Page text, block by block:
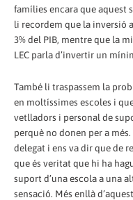
famílies encara que aquest
li recordem que la inversió
3% del PIB, mentre que la
LEC parla d’invertir un
També li traspassem la
en moltíssimes escoles i
vetlladors i personal de
perquè no donen per a
delegat i ens va dir que de
que és veritat que hi ha
suport d’una escola a una
sensació. Més enllà